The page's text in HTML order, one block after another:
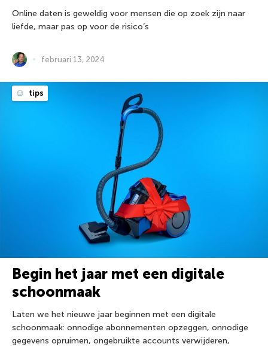
Online daten is geweldig voor mensen die op zoek zijn naar
liefde, maar pas op voor de risico’s
februari 13, 2024
tips
Begin het jaar met een digitale
schoonmaak
Laten we het nieuwe jaar beginnen met een digitale
schoonmaak: onnodige abonnementen opzeggen, onnodige
gegevens opruimen, ongebruikte accounts verwijderen,